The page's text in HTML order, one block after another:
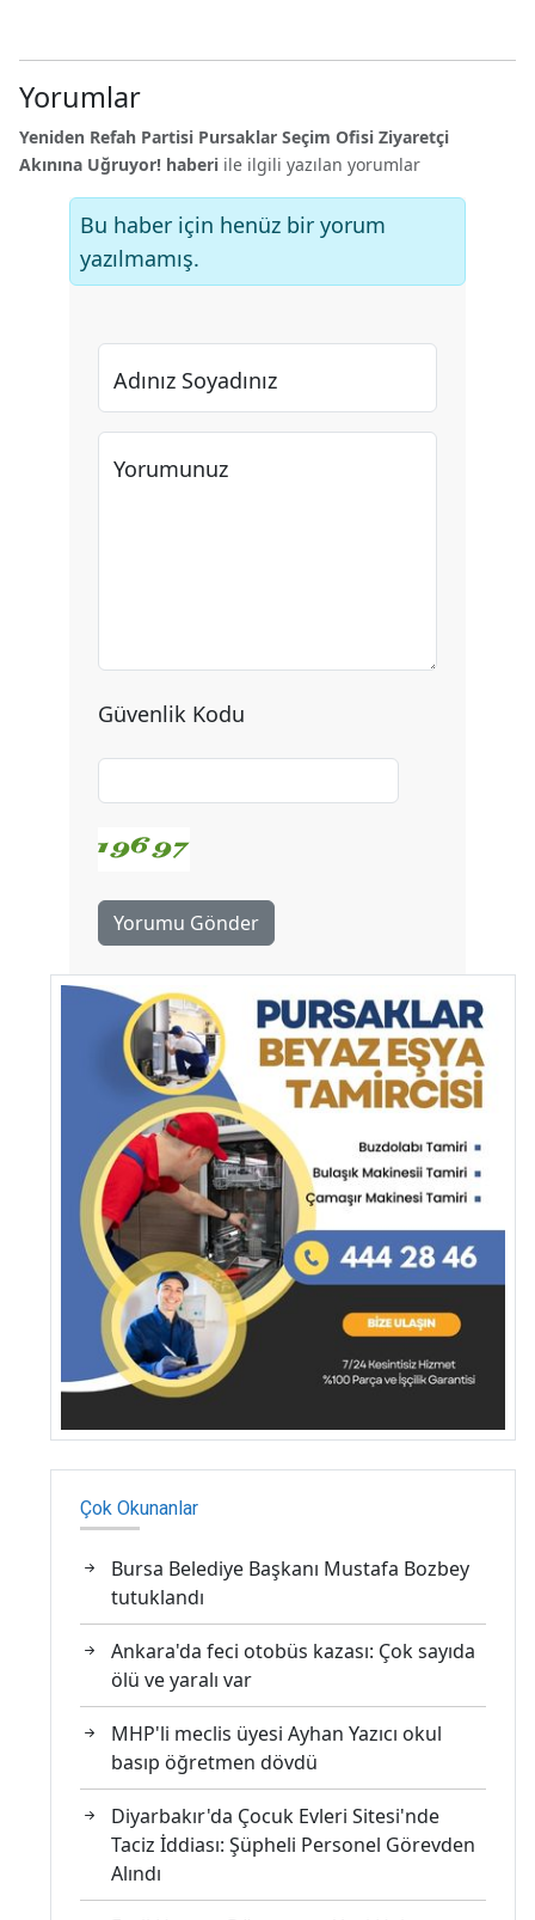
Yorumlar
Yeniden Refah Partisi Pursaklar Seçim Ofisi Ziyaretçi
Akınına Uğruyor! haberi ile ilgili yazılan yorumlar
Bu haber için henüz bir yorum
yazılmamış.
Adınız Soyadınız
Yorumunuz
Güvenlik Kodu
Yorumu Gönder
Çok Okunanlar
Bursa Belediye Başkanı Mustafa Bozbey
tutuklandı
Ankara'da feci otobüs kazası: Çok sayıda
ölü ve yaralı var
MHP'li meclis üyesi Ayhan Yazıcı okul
basıp öğretmen dövdü
Diyarbakır'da Çocuk Evleri Sitesi'nde
Taciz İddiası: Şüpheli Personel Görevden
Alındı